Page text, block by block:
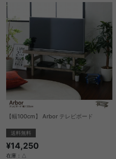
【幅100cm】 Arbor テレビボード
送料無料
¥14,250
在庫：△